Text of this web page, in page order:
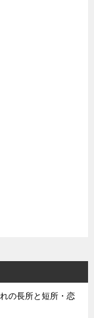
の長所と短所・恋